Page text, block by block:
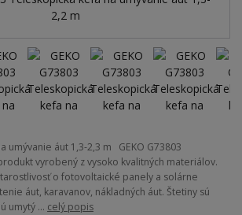
umývanie áut 1,3-2,3 m GEKO G73803
vyrobený z vysoko kvalitných materiálov.
o fotovoltaické panely a solárne
áut, karavanov, nákladných áut. Štetiny sú
umytý ... celý popis